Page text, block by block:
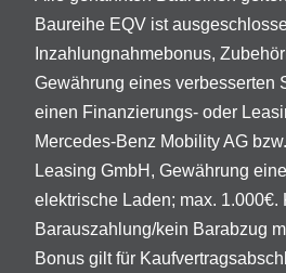
Baureihe EQV ist
Inzahlungnahmebonus,
Gewährung eines verbesserten
einen Finanzierungs- oder
Mercedes-Benz Mobility AG
Leasing GmbH, Gewährung
elektrische Laden; max. 1.000€.
Barauszahlung/kein Barabzug
Bonus gilt für